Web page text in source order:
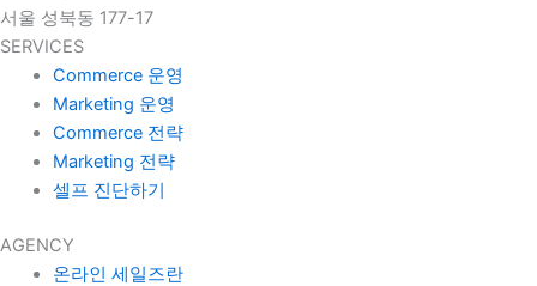
서울 성북동 177-17
SERVICES
Commerce 운영
Marketing 운영
Commerce 전략
Marketing 전략
셀프 진단하기
AGENCY
온라인 세일즈란